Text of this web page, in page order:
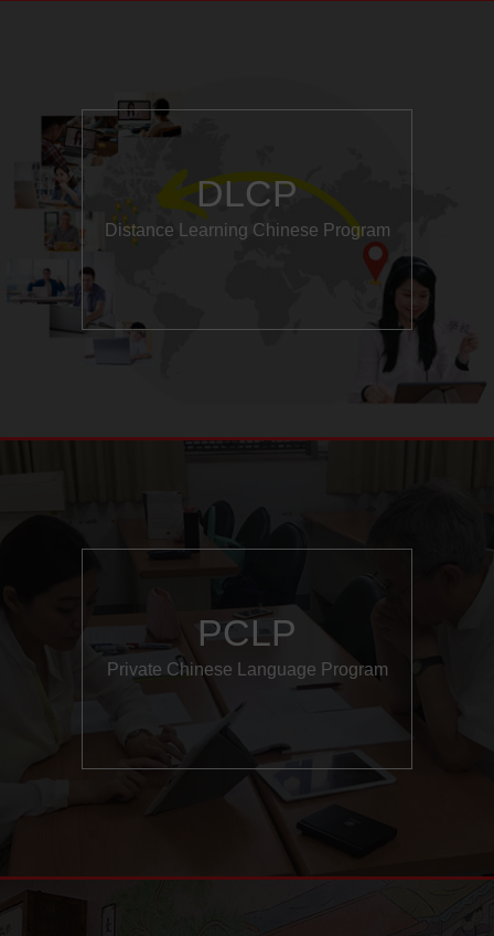
DLCP
Distance Learning Chinese Program
PCLP
Private Chinese Language Program